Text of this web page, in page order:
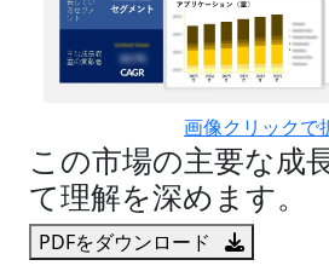
画像クリックで
この市場の主要な成
て理解を深めます。
PDFをダウンロード